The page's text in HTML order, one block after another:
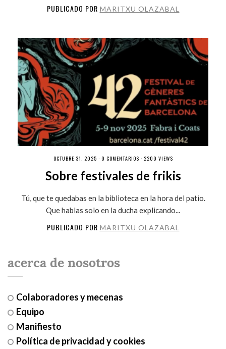
PUBLICADO POR MARITXU OLAZABAL
OCTUBRE 31, 2025 · 0 COMENTARIOS · 2200 VIEWS
Sobre festivales de frikis
Tú, que te quedabas en la biblioteca en la hora del patio.
Que hablas solo en la ducha explicando...
PUBLICADO POR MARITXU OLAZABAL
acerca de nosotros
Colaboradores y mecenas
Equipo
Manifiesto
Política de privacidad y cookies